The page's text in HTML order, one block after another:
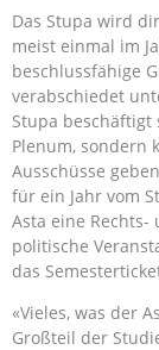
Das Stupa wird
meist einmal im
beschlussfähige
verabschiedet
Stupa
Plenum, sondern
Ausschüsse
für ein Jahr vom
Asta eine
politische
das
«Vieles, was der
Großteil der